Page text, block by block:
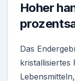
Hoher
Das
kristallisiertes